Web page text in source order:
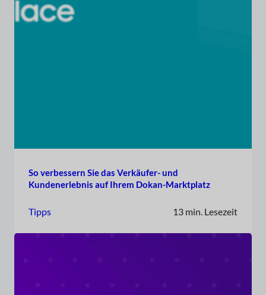
So verbessern Sie das Verkäufer- und
Kundenerlebnis auf Ihrem Dokan-Marktplatz
Tipps 13 min. Lesezeit